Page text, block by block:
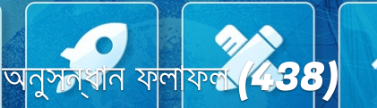
অনুসন্ধান ফলাফল (438)